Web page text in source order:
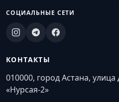
СОЦИАЛЬНЫЕ СЕТИ
КОНТАКТЫ
010000, город Астана,
«Нурсая-2»